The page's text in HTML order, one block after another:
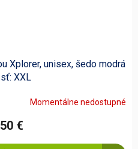
Xplorer, unisex, šedo modrá
XXL
Momentálne nedostupné
€